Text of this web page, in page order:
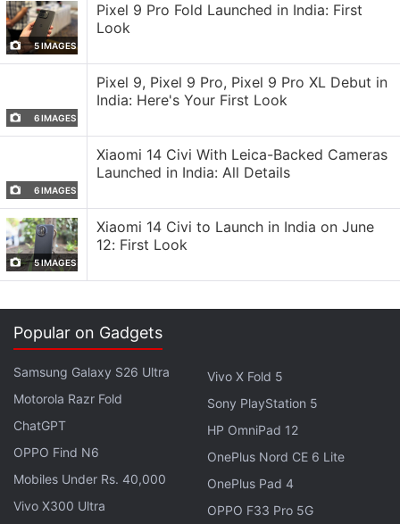
Selon Marie-Anne Barbat-Layani, directrice
générale de l' Autorité des marchés financiers
(AMF), l' autorité de régulation financière française ,
certaines entreprises pratiquent le « shopping
réglementaire » en demandant des agréments dans
des pays à la réglementation plus souple , comme le
rapporte Reuters. La loi MiCA a permis aux
entreprises reconnues sous un même toit de «
passeporter » leurs agréments dans toute l' UE
après son entrée en vigueur pour les prestataires de
services en crypto-actifs en décembre 2024.
Plusieurs plateformes d' échange réputées , dont
Coinbase et Gemini (licenciée à Malte), ont déjà
obtenu la certification MiCA , ce qui suscite des
inquiétudes. Cependant, le laxisme des exigences
aux régulateurs français une faiblesse du système .
Une évaluation par les pairs publiée en juillet par l'
Autorité européenne des marchés financiers (AEMF)
5 IMAGES
Pixel 9 Pro Fold Launched in India: First
Look
6 IMAGES
Pixel 9, Pixel 9 Pro, Pixel 9 Pro XL Debut in
India: Here's Your First Look
6 IMAGES
Xiaomi 14 Civi With Leica-Backed Cameras
Launched in India: All Details
5 IMAGES
Xiaomi 14 Civi to Launch in India on June
12: First Look
Popular on Gadgets
Samsung Galaxy S26 Ultra
Motorola Razr Fold
ChatGPT
OPPO Find N6
Mobiles Under Rs. 40,000
Vivo X300 Ultra
Vivo X Fold 5
Sony PlayStation 5
HP OmniPad 12
OnePlus Nord CE 6 Lite
OnePlus Pad 4
OPPO F33 Pro 5G